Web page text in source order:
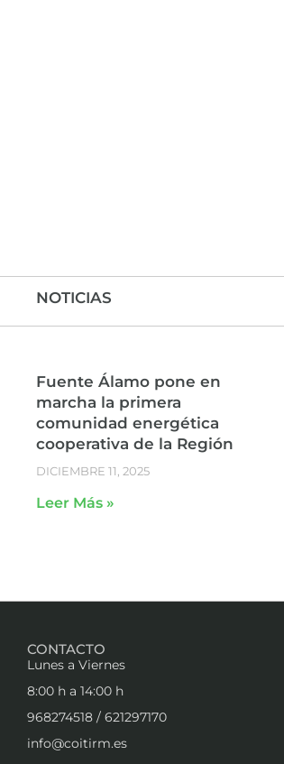
NOTICIAS
Fuente Álamo pone en
marcha la primera
comunidad energética
cooperativa de la Región
DICIEMBRE 11, 2025
Leer Más »
CONTACTO
Lunes a Viernes
8:00 h a 14:00 h
968274518 / 621297170
info@coitirm.es